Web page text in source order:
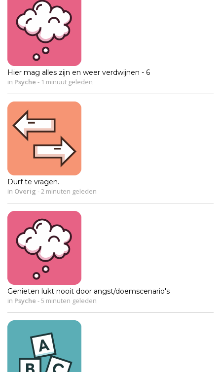
Hier mag alles zijn en weer verdwijnen - 6
in Psyche - 1 minuut geleden
Durf te vragen.
in Overig -2 minuten geleden
Genieten lukt nooit door angst/doemscenario's
in Psyche -5 minuten geleden